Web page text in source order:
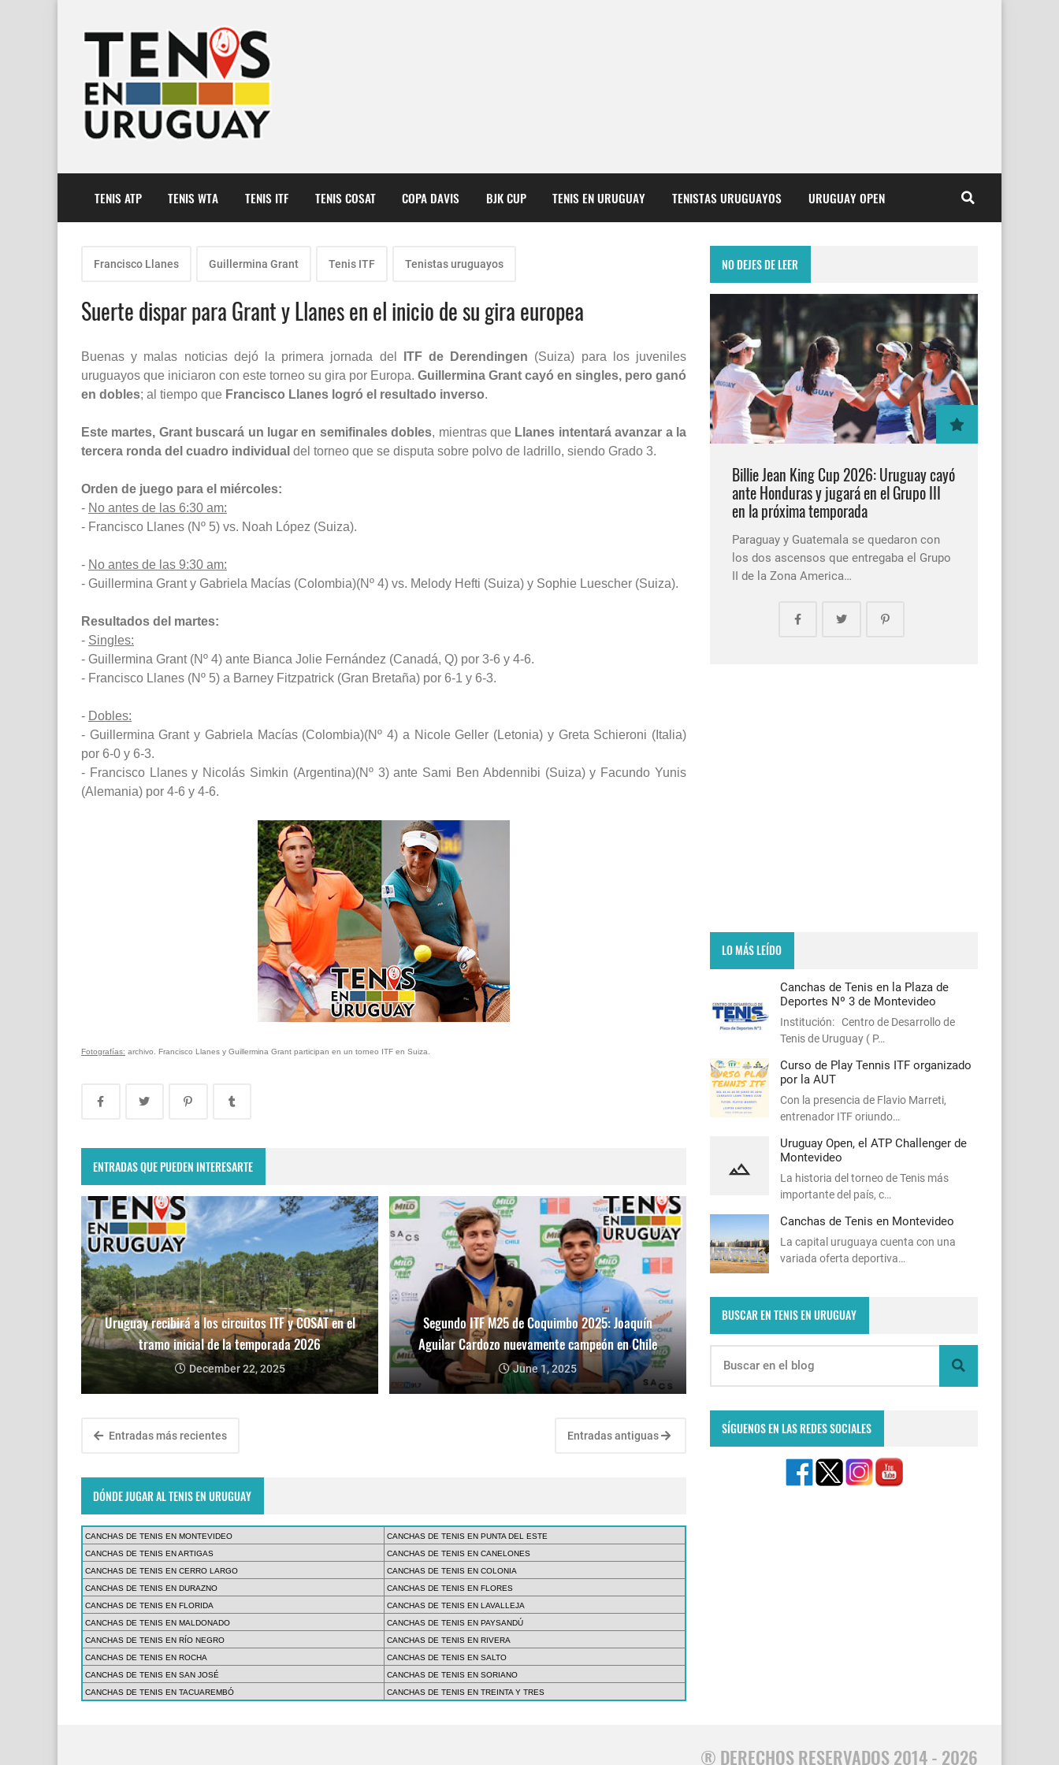
TENIS ATP TENIS WTA TENIS ITF TENIS COSAT COPA DAVIS BJK CUP TENIS EN URUGUAY TENISTAS URUGUAYOS URUGUAY OPEN
Francisco Llanes Guillermina Grant Tenis ITF Tenistas uruguayos
Suerte dispar para Grant y Llanes en el inicio de su gira europea
Buenas y malas noticias dejó la primera jornada del ITF de Derendingen (Suiza) para los juveniles
uruguayos que iniciaron con este torneo su gira por Europa. Guillermina Grant cayó en singles, pero ganó
en dobles; al tiempo que Francisco Llanes logró el resultado inverso.
Este martes, Grant buscará un lugar en semifinales dobles, mientras que Llanes intentará avanzar a la
tercera ronda del cuadro individual del torneo que se disputa sobre polvo de ladrillo, siendo Grado 3.
Orden de juego para el miércoles:
- No antes de las 6:30 am:
- Francisco Llanes (Nº 5) vs. Noah López (Suiza).
- No antes de las 9:30 am:
- Guillermina Grant y Gabriela Macías (Colombia)(Nº 4) vs. Melody Hefti (Suiza) y Sophie Luescher (Suiza).
Resultados del martes:
- Singles:
- Guillermina Grant (Nº 4) ante Bianca Jolie Fernández (Canadá, Q) por 3-6 y 4-6.
- Francisco Llanes (Nº 5) a Barney Fitzpatrick (Gran Bretaña) por 6-1 y 6-3.
- Dobles:
- Guillermina Grant y Gabriela Macías (Colombia)(Nº 4) a Nicole Geller (Letonia) y Greta Schieroni (Italia)
por 6-0 y 6-3.
- Francisco Llanes y Nicolás Simkin (Argentina)(Nº 3) ante Sami Ben Abdennibi (Suiza) y Facundo Yunis
(Alemania) por 4-6 y 4-6.
Fotografías: archivo. Francisco Llanes y Guillermina Grant participan en un torneo ITF en Suiza.
ENTRADAS QUE PUEDEN INTERESARTE
Uruguay recibirá a los circuitos ITF y COSAT en el
tramo inicial de la temporada 2026
December 22, 2025
Segundo ITF M25 de Coquimbo 2025: Joaquín
Aguilar Cardozo nuevamente campeón en Chile
June 1, 2025
Entradas más recientes Entradas antiguas
DÓNDE JUGAR AL TENIS EN URUGUAY
CANCHAS DE TENIS EN MONTEVIDEO
CANCHAS DE TENIS EN PUNTA DEL ESTE
CANCHAS DE TENIS EN ARTIGAS
CANCHAS DE TENIS EN CANELONES
CANCHAS DE TENIS EN CERRO LARGO
CANCHAS DE TENIS EN COLONIA
CANCHAS DE TENIS EN DURAZNO
CANCHAS DE TENIS EN FLORES
CANCHAS DE TENIS EN FLORIDA
CANCHAS DE TENIS EN LAVALLEJA
CANCHAS DE TENIS EN MALDONADO
CANCHAS DE TENIS EN PAYSANDÚ
CANCHAS DE TENIS EN RÍO NEGRO
CANCHAS DE TENIS EN RIVERA
CANCHAS DE TENIS EN ROCHA
CANCHAS DE TENIS EN SALTO
CANCHAS DE TENIS EN SAN JOSÉ
CANCHAS DE TENIS EN SORIANO
CANCHAS DE TENIS EN TACUAREMBÓ
CANCHAS DE TENIS EN TREINTA Y TRES
NO DEJES DE LEER
Billie Jean King Cup 2026: Uruguay cayó
ante Honduras y jugará en el Grupo III
en la próxima temporada
Paraguay y Guatemala se quedaron con
los dos ascensos que entregaba el Grupo
II de la Zona America…
LO MÁS LEÍDO
Canchas de Tenis en la Plaza de
Deportes Nº 3 de Montevideo
Institución: Centro de Desarrollo de
Tenis de Uruguay ( P…
Curso de Play Tennis ITF organizado
por la AUT
Con la presencia de Flavio Marreti,
entrenador ITF oriundo…
Uruguay Open, el ATP Challenger de
Montevideo
La historia del torneo de Tenis más
importante del país, c…
Canchas de Tenis en Montevideo
La capital uruguaya cuenta con una
variada oferta deportiva…
BUSCAR EN TENIS EN URUGUAY
SÍGUENOS EN LAS REDES SOCIALES
® DERECHOS RESERVADOS 2014 - 2026